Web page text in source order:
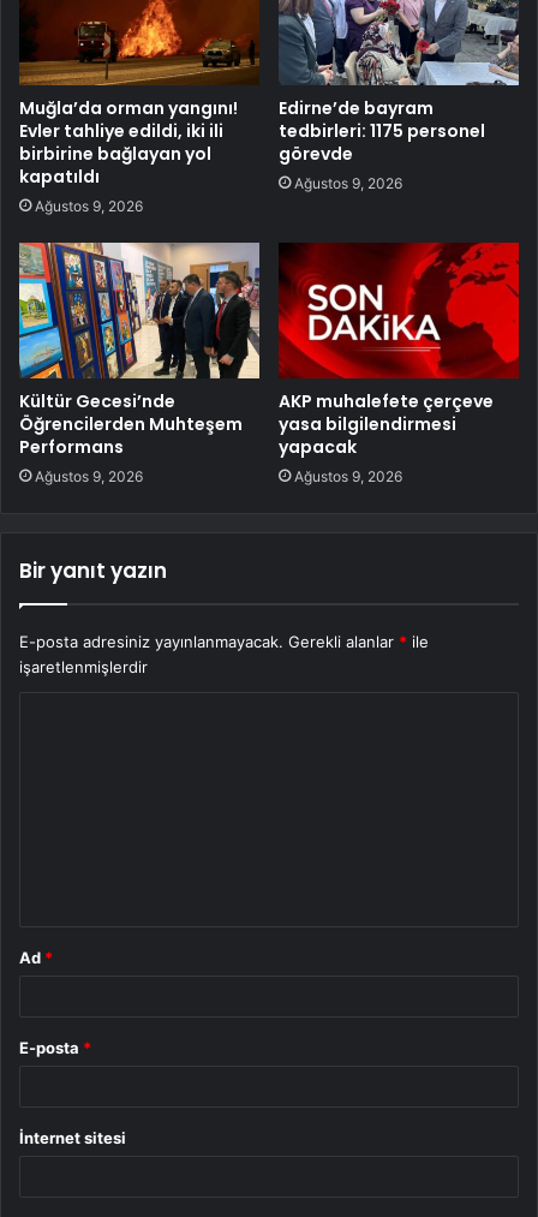
Muğla’da orman yangını!
Evler tahliye edildi, iki ili
birbirine bağlayan yol
kapatıldı
Ağustos 9, 2026
Edirne’de bayram
tedbirleri: 1175 personel
görevde
Ağustos 9, 2026
Kültür Gecesi’nde
Öğrencilerden Muhteşem
Performans
Ağustos 9, 2026
AKP muhalefete çerçeve
yasa bilgilendirmesi
yapacak
Ağustos 9, 2026
Bir yanıt yazın
E-posta adresiniz yayınlanmayacak. Gerekli alanlar * ile
işaretlenmişlerdir
Ad *
E-posta *
İnternet sitesi